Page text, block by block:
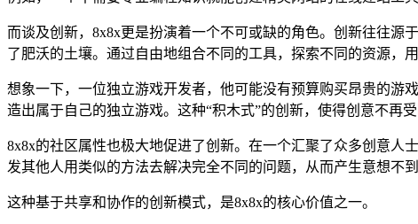
而谈及创新，8x8x更是扮演着一个不可或缺的角色。创新往往源
了肥沃的土壤。通过自由地组合不同的工具，探索不同的资源，
想象一下，一位独立游戏开发者，他可能没有预算购买昂贵的游
造出属于自己的独立游戏。这种“积木式”的创新，使得创意不再
8x8x的社区属性也极大地促进了创新。在一个汇聚了众多创意人
发其他人用类似的方法去解决完全不同的问题，从而产生意想不到
这种基于共享和协作的创新模式，是8x8x的核心价值之一。